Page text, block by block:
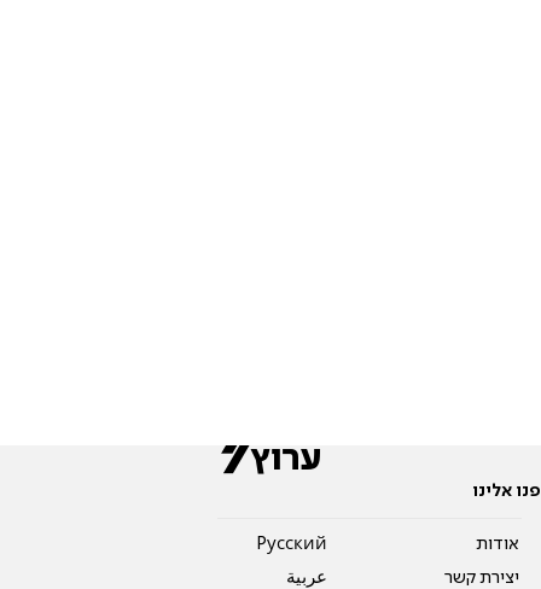
פנו אלינו
אודות
יצירת קשר
Pусский
عربية